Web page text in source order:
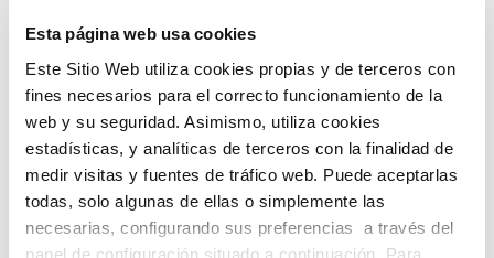
Esta página web usa cookies
Este Sitio Web utiliza cookies propias y de terceros con
fines necesarios para el correcto funcionamiento de la
web y su seguridad. Asimismo, utiliza cookies
estadísticas, y analíticas de terceros con la finalidad de
medir visitas y fuentes de tráfico web. Puede aceptarlas
todas, solo algunas de ellas o simplemente las
necesarias, configurando sus preferencias a través del
panel de configuración situado a continuación. Para
CATEGORÍAS
ACUERDOS Y COLABORACIONES
AVISOS
CIBERSEGURIDAD
COMPLIANCE